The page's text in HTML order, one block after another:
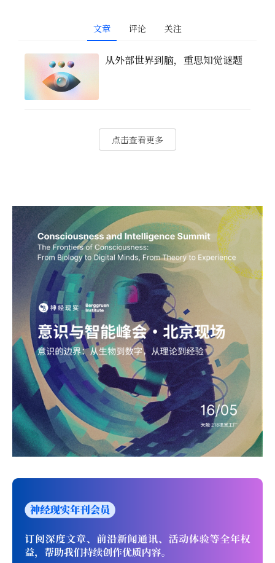
文章 评论 关注
从外部世界到脑，重思知觉谜题
点击查看更多